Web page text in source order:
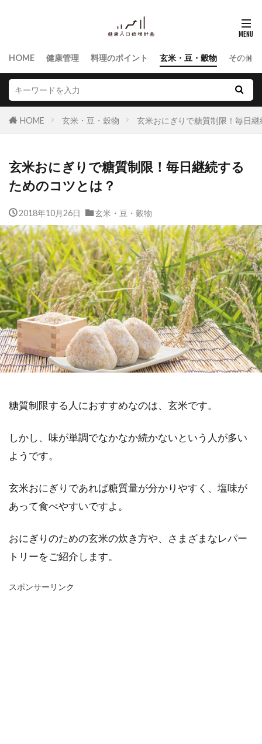
HOME 健康管理 料理のポイント 玄米・豆・穀物 その他
HOME 玄米・豆・穀物 玄米おにぎりで糖質制限！毎日
玄米おにぎりで糖質制限！毎日継続する
ためのコツとは？
2018年10月26日 玄米・豆・穀物
糖質制限する人におすすめなのは、玄米です。
しかし、味が単調でなかなか続かないという人が多い
ようです。
玄米おにぎりであれば糖質量が分かりやすく、塩味が
あって食べやすいですよ。
おにぎりのための玄米の炊き方や、さまざまなレパー
トリーをご紹介します。
スポンサーリンク